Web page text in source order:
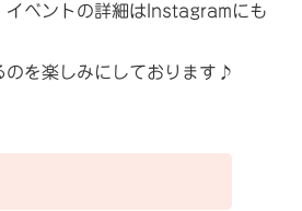
イベントの詳細はInstagramにも
のを楽しみにしております♪